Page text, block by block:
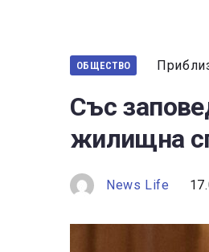
ОБЩЕСТВО
Със
жилищна
News Life